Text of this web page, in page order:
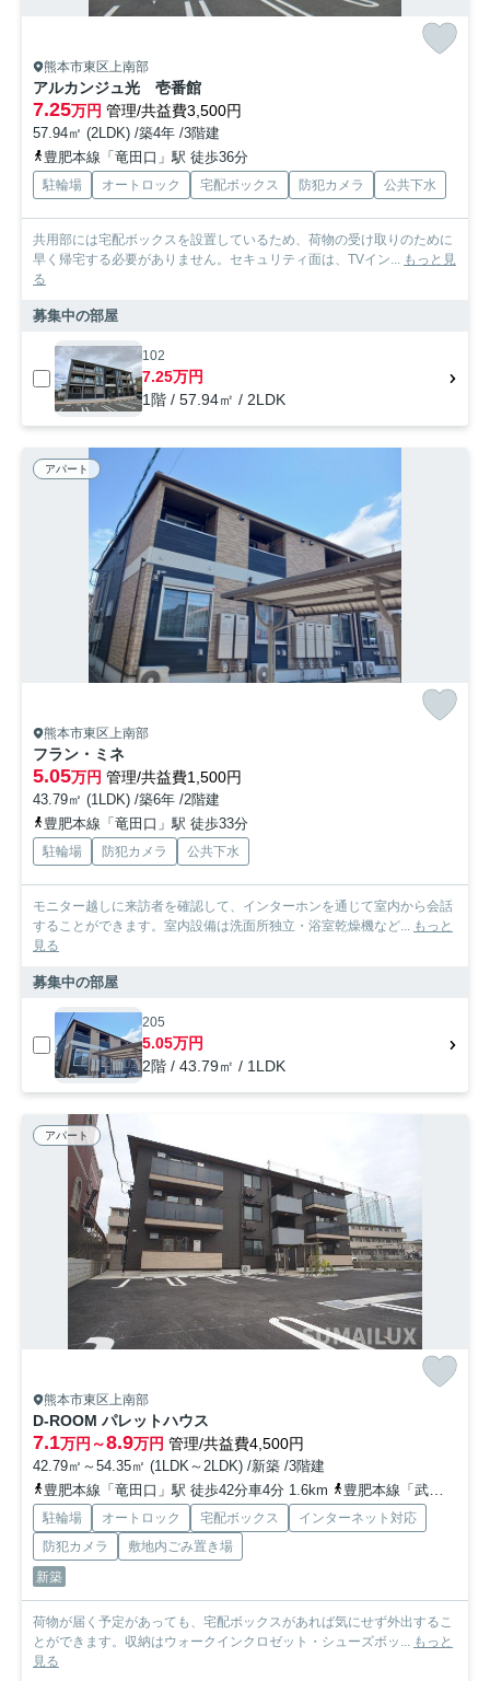
熊本市東区上南部
アルカンジュ光 壱番館
7.25万円 管理/共益費3,500円
57.94㎡ (2LDK) /築4年 /3階建
豊肥本線「竜田口」駅 徒歩36分
駐輪場 オートロック 宅配ボックス 防犯カメラ 公共下水
共用部には宅配ボックスを設置しているため、荷物の受け取りのために
早く帰宅する必要がありません。セキュリティ面は、TVイン... もっと見
る
募集中の部屋
102
7.25万円
1階 / 57.94㎡ / 2LDK
アパート
熊本市東区上南部
フラン・ミネ
5.05万円 管理/共益費1,500円
43.79㎡ (1LDK) /築6年 /2階建
豊肥本線「竜田口」駅 徒歩33分
駐輪場 防犯カメラ 公共下水
モニター越しに来訪者を確認して、インターホンを通じて室内から会話
することができます。室内設備は洗面所独立・浴室乾燥機など... もっと
見る
募集中の部屋
205
5.05万円
2階 / 43.79㎡ / 1LDK
アパート
熊本市東区上南部
D-ROOM パレットハウス
7.1万円～8.9万円 管理/共益費4,500円
42.79㎡～54.35㎡ (1LDK～2LDK) /新築 /3階建
豊肥本線「竜田口」駅 徒歩42分車4分 1.6km
豊肥本線「武蔵塚」駅 徒歩42分
駐輪場 オートロック 宅配ボックス
インターネット対応
防犯カメラ
敷地内ごみ置き場
新築
荷物が届く予定があっても、宅配ボックスがあれば気にせず外出するこ
とができます。収納はウォークインクロゼット・シューズボッ... もっと
見る